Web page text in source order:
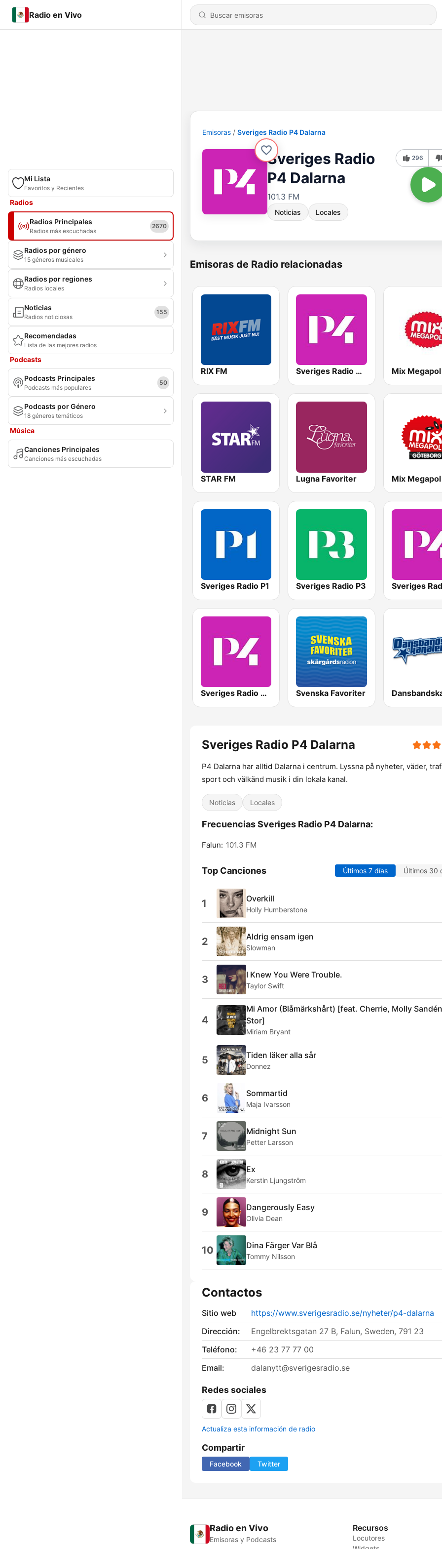
Radio en Vivo
Mi Lista
Favoritos y Recientes
Radios
Radios Principales
Radios más escuchadas
2670
Radios por género
15 géneros musicales
Radios por regiones
Radios locales
Noticias
Radios noticiosas
155
Recomendadas
Lista de las mejores radios
Podcasts
Podcasts Principales
Podcasts más populares
50
Podcasts por Género
18 géneros temáticos
Música
Canciones Principales
Canciones más escuchadas
Emisoras Sveriges Radio P4 Dalarna
Sveriges Radio
P4 Dalarna
101.3 FM
Noticias Locales
296
Emisoras de Radio relacionadas
RIX FM Sveriges Radio P4 Stockholm Mix Megapol
STAR FM Lugna Favoriter
Sveriges Radio P1 Sveriges Radio P3
Sveriges Radio P4 Göteborg Svenska Favoriter
Sveriges Radio P4 Dalarna
P4 Dalarna har alltid Dalarna i centrum. Lyssna på nyheter, väder,
sport och välkänd musik i din lokala kanal.
Noticias Locales
Frecuencias Sveriges Radio P4 Dalarna:
Falun: 101.3 FM
Top Canciones Últimos 7 días Últimos 30
1 Overkill
Holly Humberstone
2 Aldrig ensam igen
Slowman
3 I Knew You Were Trouble.
Taylor Swift
4
Mi Amor (Blåmärkshårt) [feat. Cherrie, Molly
Stor]
Miriam Bryant
5 Tiden läker alla sår
Donnez
6 Sommartid
Maja Ivarsson
7 Midnight Sun
Petter Larsson
8 Ex
Kerstin Ljungström
9 Dangerously Easy
Olivia Dean
10 Dina Färger Var Blå
Tommy Nilsson
Contactos
Sitio web
https://www.sverigesradio.se/nyheter/p4-dalarna
Dirección:
Engelbrektsgatan 27 B, Falun, Sweden, 791 23
Teléfono:
+46 23 77 77 00
Email:
dalanytt@sverigesradio.se
Redes sociales
Actualiza esta información de radio
Compartir
Facebook Twitter
Radio en Vivo
Emisoras y Podcasts
Recursos
Locutores